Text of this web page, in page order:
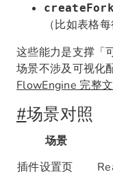
createFork
（比如表格每
这些能力是支撑「
场景不涉及可视化
FlowEngine 完整
#场景对照
场景
插件设置页